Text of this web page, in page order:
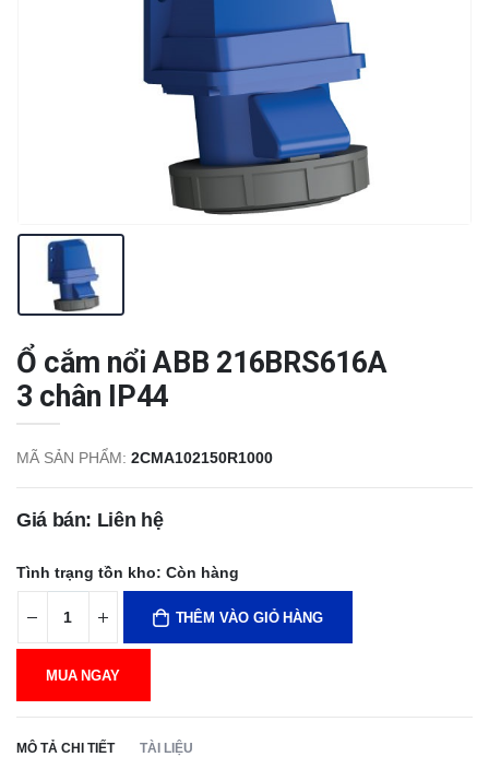
Ổ cắm nổi ABB 216BRS616A
3 chân IP44
MÃ SẢN PHẨM: 2CMA102150R1000
Giá bán: Liên hệ
Tình trạng tồn kho: Còn hàng
THÊM VÀO GIỎ HÀNG
MUA NGAY
MÔ TẢ CHI TIẾT TÀI LIỆU